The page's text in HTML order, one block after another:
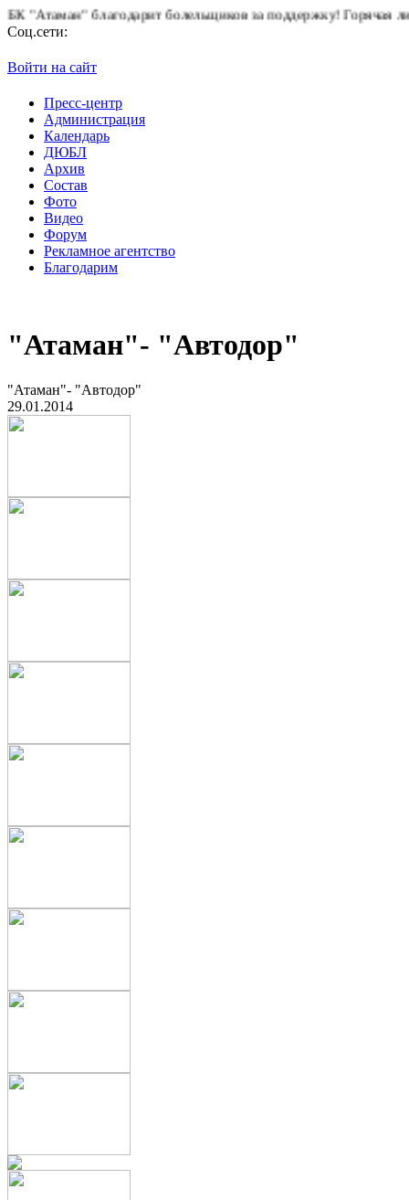
болельщиков за поддержку!Горячая линия "БК
Соц.сети:
Войти на сайт
Пресс-центр
Администрация
Календарь
ДЮБЛ
Архив
Состав
Фото
Видео
Форум
Рекламное агентство
Благодарим
"Атаман"- "Автодор"
"Атаман"- "Автодор"
29.01.2014